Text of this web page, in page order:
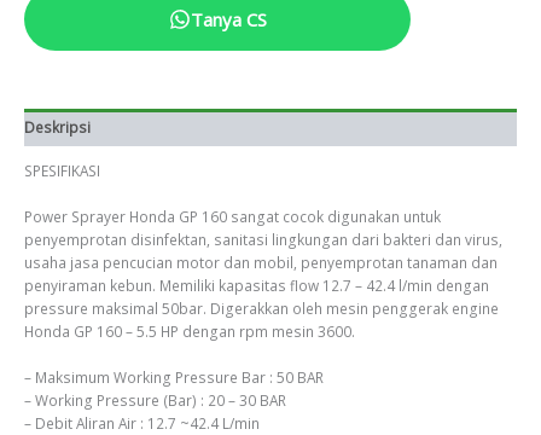
Tanya CS
Deskripsi
SPESIFIKASI
Power Sprayer Honda GP 160 sangat cocok digunakan untuk
penyemprotan disinfektan, sanitasi lingkungan dari bakteri dan virus,
usaha jasa pencucian motor dan mobil, penyemprotan tanaman dan
penyiraman kebun. Memiliki kapasitas flow 12.7 – 42.4 l/min dengan
pressure maksimal 50bar. Digerakkan oleh mesin penggerak engine
Honda GP 160 – 5.5 HP dengan rpm mesin 3600.
– Maksimum Working Pressure Bar : 50 BAR
– Working Pressure (Bar) : 20 – 30 BAR
– Debit Aliran Air : 12.7 ~42.4 L/min